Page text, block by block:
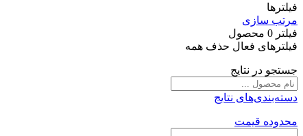
فیلترها
مرتب سازی
فیلتر 0 محصول
فیلترهای فعال حذف همه
جستجو در نتایج
دسته‌بندی‌های نتایج
محدوده قیمت